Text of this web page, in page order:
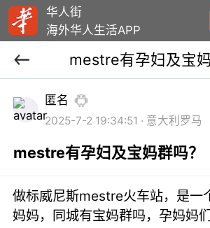
华人街
海外华人生活APP
匿名
2025-7-2 19:34:51 · 意大利罗马
mestre有孕妇及宝妈群吗？
做标威尼斯mestre火车站，是一
妈妈，同城有宝妈群吗，孕妈妈